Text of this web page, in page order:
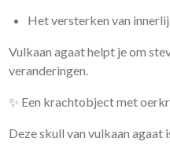
Het versterken van
Vulkaan agaat helpt je om
veranderingen.
✨ Een krachtobject met
Deze skull van vulkaan agaat